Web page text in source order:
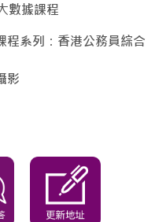
數據課程
系列：香港公務員綜合
影